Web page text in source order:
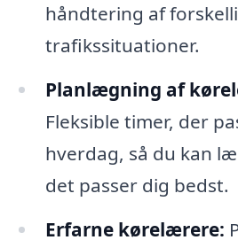
håndtering af
trafikssituationer.
Planlægning af
Fleksible timer, der
hverdag, så du kan
det passer dig bedst.
Erfarne kørelærere: